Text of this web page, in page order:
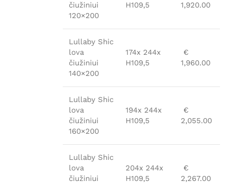
čiužiniui
120×200
H109,5
1,920.00
Lullaby Shic
lova
čiužiniui
140×200
174x 244x
H109,5
€
1,960.00
Lullaby Shic
lova
čiužiniui
160×200
194x 244x
H109,5
€
2,055.00
Lullaby Shic
lova
čiužiniui
204x 244x
H109,5
€
2,267.00